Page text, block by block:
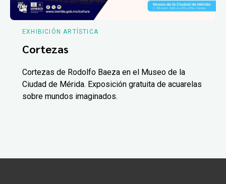
EXHIBICIÓN ARTÍSTICA
Cortezas
Cortezas de Rodolfo Baeza en el Museo de la
Ciudad de Mérida. Exposición gratuita de acuarelas
sobre mundos imaginados.